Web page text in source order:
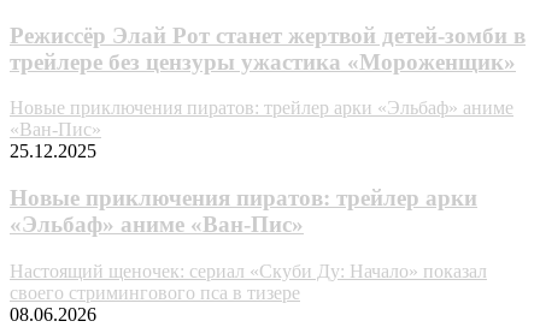
Режиссёр Элай Рот станет жертвой детей-зомби в
трейлере без цензуры ужастика «Мороженщик»
Новые приключения пиратов: трейлер арки «Эльбаф» аниме
«Ван-Пис»
25.12.2025
Новые приключения пиратов: трейлер арки
«Эльбаф» аниме «Ван-Пис»
Настоящий щеночек: сериал «Скуби Ду: Начало» показал
своего стримингового пса в тизере
08.06.2026